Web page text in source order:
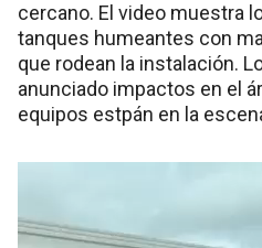
cercano. El video muestra
tanques humeantes con
que rodean la instalación.
anunciado impactos en el
equipos estpán en la